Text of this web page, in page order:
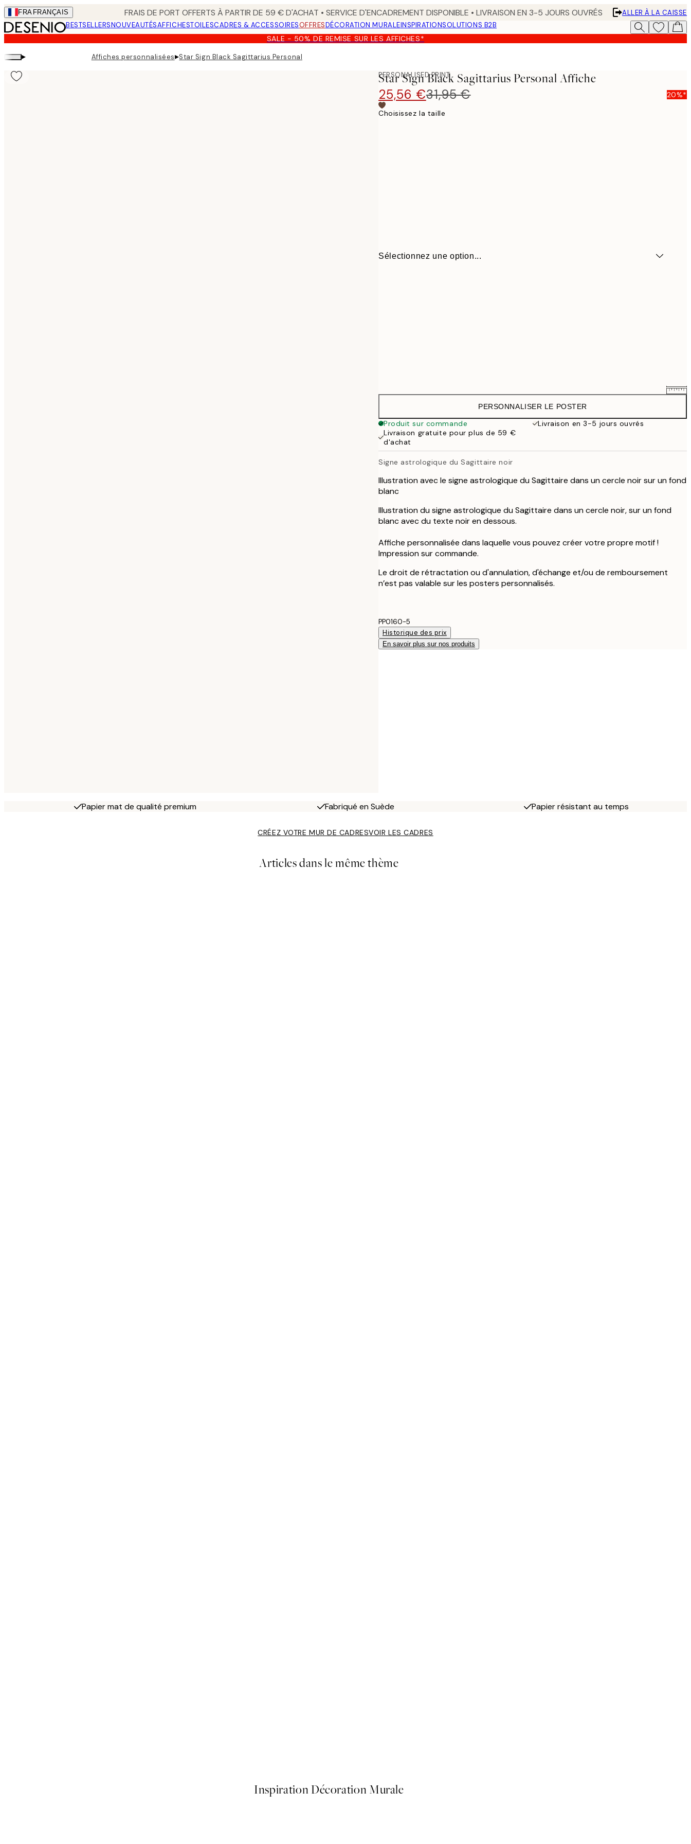
Skip
to
main
content.
FRA FRANÇAIS FRAIS DE PORT OFFERTS À PARTIR DE 59 € D'ACHAT • SERVICE D'ENCADREMENT DISPONIBLE • LIVRAISON EN 3-5 JOURS OUVRÉS
ALLER À LA CAISSE
BESTSELLERSNOUVEAUTÉSAFFICHESTOILESCADRES & ACCESSOIRESOFFRESDÉCORATION MURALEINSPIRATIONSOLUTIONS B2B
SALE - 50% DE REMISE SUR LES AFFICHES*
▸ Affiches personnalisées▸Star Sign Black Sagittarius Personal Affiche
PERSONALISED PRINT
Star Sign Black Sagittarius Personal Affiche
25,56 €31,95 € 20%*
Choisissez la taille
Sélectionnez une option...
31,95 €
50x70 cm
PERSONNALISER LE POSTER
Produit sur commande
Livraison en 3-5 jours ouvrés
Livraison gratuite pour plus de 59 €
d'achat
Signe astrologique du Sagittaire noir
Illustration avec le signe astrologique du Sagittaire dans un cercle noir sur un fond
blanc
Illustration du signe astrologique du Sagittaire dans un cercle noir, sur un fond
blanc avec du texte noir en dessous.
Affiche personnalisée dans laquelle vous pouvez créer votre propre motif !
Impression sur commande.
Le droit de rétractation ou d'annulation, d'échange et/ou de remboursement
n’est pas valable sur les posters personnalisés.
PP0160-5
Historique des prix
En savoir plus sur nos produits
Papier mat de qualité premium Fabriqué en Suède Papier résistant au temps
CRÉEZ VOTRE MUR DE CADRESVOIR LES CADRES
Articles dans le même thème
Inspiration Décoration Murale